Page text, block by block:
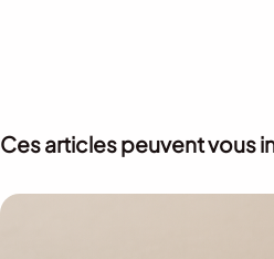
Ces articles peuvent vous